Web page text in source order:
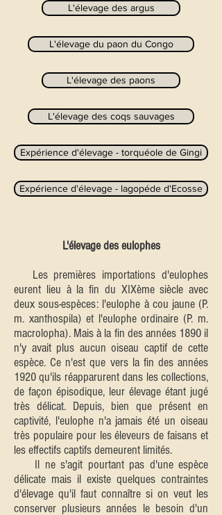
L'élevage des argus
L'élevage du paon du Congo
L'élevage des paons
L'élevage des coqs sauvages
Expérience d'élevage - torquéole de Gingi
Expérience d'élevage - lagopéde d'Ecosse
L'élevage des eulophes
Les premières importations d'eulophes
eurent lieu à la fin du XIXème siècle avec
deux sous-espèces: l'eulophe à cou jaune (P.
m. xanthospila) et l'eulophe ordinaire (P. m.
macrolopha). Mais à la fin des années 1890 il
n'y avait plus aucun oiseau captif de cette
espèce. Ce n'est que vers la fin des années
1920 qu'ils réapparurent dans les collections,
de façon épisodique, leur élevage étant jugé
très délicat. Depuis, bien que présent en
captivité, l'eulophe n'a jamais été un oiseau
très populaire pour les éleveurs de faisans et
les effectifs captifs demeurent limités.
Il ne s'agit pourtant pas d'une espèce
délicate mais il existe quelques contraintes
d'élevage qu'il faut connaître si on veut les
conserver plusieurs années le besoin d'un